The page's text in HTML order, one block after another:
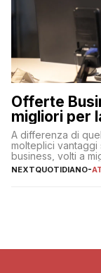
Offerte
migliori per
A differenza di
molteplici
business, volti a
degli utenti
NEXTQUOTIDIANO-